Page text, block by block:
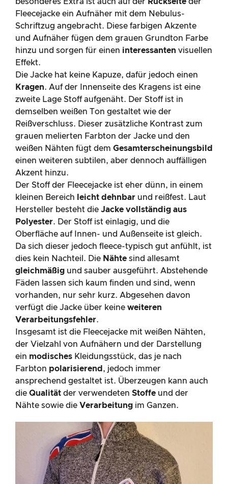
Fleecejacke ein Aufnäher mit dem Nebulus-
Schriftzug angebracht. Diese farbigen Akzente
und Aufnäher fügen dem grauen Grundton Farbe
hinzu und sorgen für einen interessanten visuellen
Effekt.
Die Jacke hat keine Kapuze, dafür jedoch einen
Kragen. Auf der Innenseite des Kragens ist eine
zweite Lage Stoff aufgenäht. Der Stoff ist in
demselben weißen Ton gestaltet wie der
Reißverschluss. Dieser zusätzliche Kontrast zum
grauen melierten Farbton der Jacke und den
weißen Nähten fügt dem Gesamterscheinungsbild
einen weiteren subtilen, aber dennoch auffälligen
Akzent hinzu.
Der Stoff der Fleecejacke ist eher dünn, in einem
kleinen Bereich
leicht dehnbar und reißfest. Laut
Hersteller besteht die Jacke vollständig aus
Polyester. Der Stoff ist einlagig, und die
Oberfläche auf Innen- und Außenseite ist gleich.
Da sich dieser jedoch fleece-typisch gut anfühlt, ist
dies kein Nachteil. Die Nähte sind allesamt
gleichmäßig und sauber ausgeführt. Abstehende
Fäden lassen sich kaum finden und sind, wenn
vorhanden, nur sehr kurz. Abgesehen davon
verfügt die Jacke über keine weiteren
Verarbeitungsfehler.
Insgesamt ist die Fleecejacke mit weißen Nähten,
der Vielzahl von Aufnähern und der Darstellung
ein modisches Kleidungsstück, das je nach
Farbton polarisierend , jedoch immer
ansprechend gestaltet ist. Überzeugen kann auch
die Qualität der verwendeten Stoffe und der
Nähte sowie die Verarbeitung im Ganzen.